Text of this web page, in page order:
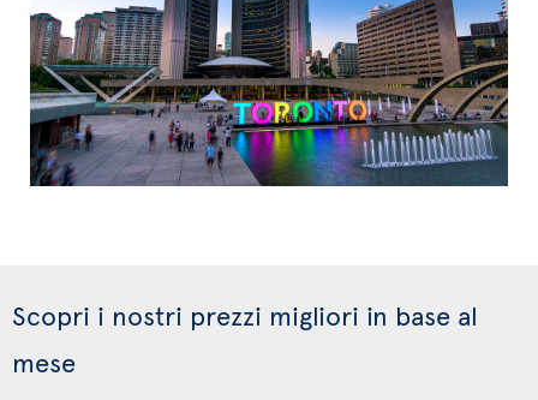
Scopri i nostri prezzi migliori in base al
mese